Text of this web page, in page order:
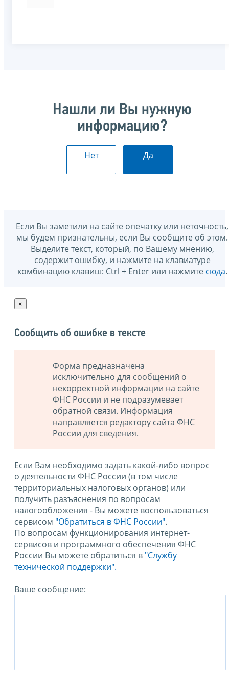
Нашли ли Вы нужную
информацию?
Нет Да
Если Вы заметили на сайте опечатку или неточность,
мы будем признательны, если Вы сообщите об этом.
Выделите текст, который, по Вашему мнению,
содержит ошибку, и нажмите на клавиатуре
комбинацию клавиш: Ctrl + Enter или нажмите сюда.
×
Сообщить об ошибке в тексте
Форма предназначена
исключительно для сообщений о
некорректной информации на сайте
ФНС России и не подразумевает
обратной связи. Информация
направляется редактору сайта ФНС
России для сведения.
Если Вам необходимо задать какой-либо вопрос
о деятельности ФНС России (в том числе
территориальных налоговых органов) или
получить разъяснения по вопросам
налогообложения - Вы можете воспользоваться
сервисом "Обратиться в ФНС России".
По вопросам функционирования интернет-
сервисов и программного обеспечения ФНС
России Вы можете обратиться в "Службу
технической поддержки".
Ваше сообщение: